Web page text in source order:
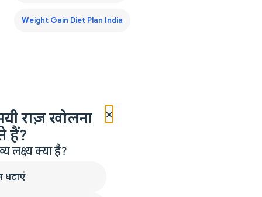
Weight Gain Diet Plan India
×
राज़ खोलना
हैं?
लक्ष्य क्या है?
घटाएं